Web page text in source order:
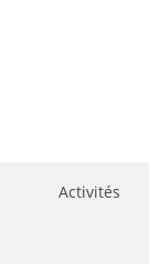
Activités